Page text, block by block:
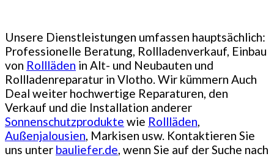
Unsere Dienstleistungen umfassen hauptsächlich:
Professionelle Beratung, Rollladenverkauf, Einbau
von Rollläden in Alt- und Neubauten und
Rollladenreparatur in Vlotho. Wir kümmern Auch
Deal weiter hochwertige Reparaturen, den
Verkauf und die Installation anderer
Sonnenschutzprodukte wie Rollläden,
Außenjalousien, Markisen usw. Kontaktieren Sie
uns unter bauliefer.de, wenn Sie auf der Suche nach